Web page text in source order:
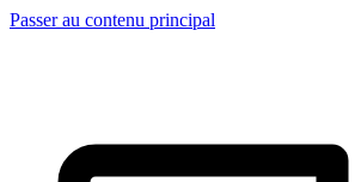
Passer au contenu principal